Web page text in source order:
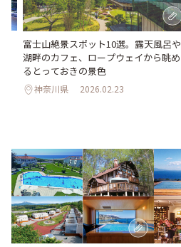
富士山絶景スポット10選。露天風呂や
湖畔のカフェ、ロープウェイから眺め
るとっておきの景色
神奈川県 2026.02.23